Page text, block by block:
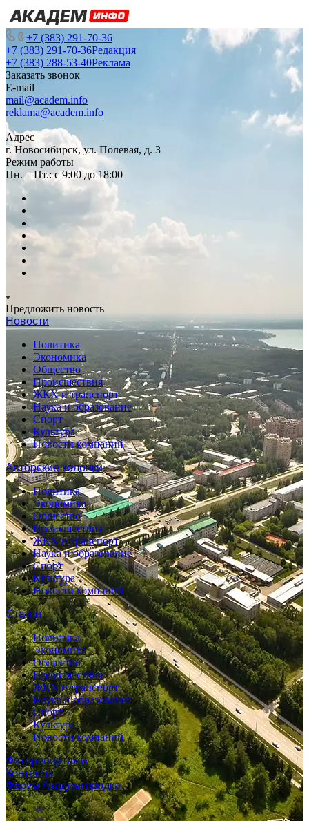
+7 (383) 291-70-36
+7 (383) 291-70-36Редакция
+7 (383) 288-53-40Реклама
Заказать звонок
E-mail
mail@academ.info
reklama@academ.info
Адрес
г. Новосибирск, ул. Полевая, д. 3
Режим работы
Пн. – Пт.: с 9:00 до 18:00
Предложить новость
Новости
Политика
Экономика
Общество
Происшествия
ЖКХ и транспорт
Наука и образование
Спорт
Культура
Новости компаний
Авторские колонки
Политика
Экономика
Общество
Происшествия
ЖКХ и транспорт
Наука и образование
Спорт
Культура
Новости компаний
Статьи
Политика
Экономика
Общество
Происшествия
ЖКХ и транспорт
Наука и образование
Спорт
Культура
Новости компаний
Фоторепортажи
Контакты
Форум Академгородка